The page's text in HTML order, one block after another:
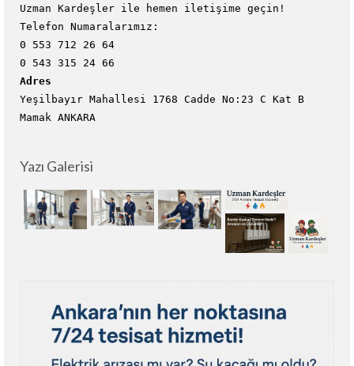
Uzman Kardeşler ile hemen iletişime geçin!
Telefon Numaralarımız:
0 553 712 26 64
0 543 315 24 66
Adres
Yeşilbayır Mahallesi 1768 Cadde No:23 C Kat B
Mamak ANKARA
Yazı Galerisi